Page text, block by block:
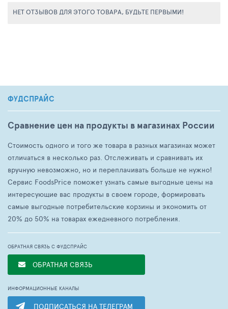
НЕТ ОТЗЫВОВ ДЛЯ ЭТОГО ТОВАРА, БУДЬТЕ ПЕРВЫМИ!
ФУДСПРАЙС
Сравнение цен на продукты в магазинах России
Стоимость одного и того же товара в разных магазинах может
отличаться в несколько раз. Отслеживать и сравнивать их
вручную невозможно, но и переплачивать больше не нужно!
Сервис FoodsPrice поможет узнать самые выгодные цены на
интересующие вас продукты в своем городе, формировать
самые выгодные потребительские корзины и экономить от
20% до 50% на товарах ежедневного потребления.
ОБРАТНАЯ СВЯЗЬ С ФУДСПРАЙС
ОБРАТНАЯ СВЯЗЬ
ИНФОРМАЦИОННЫЕ КАНАЛЫ
ПОДПИСАТЬСЯ НА ТЕЛЕГРАМ